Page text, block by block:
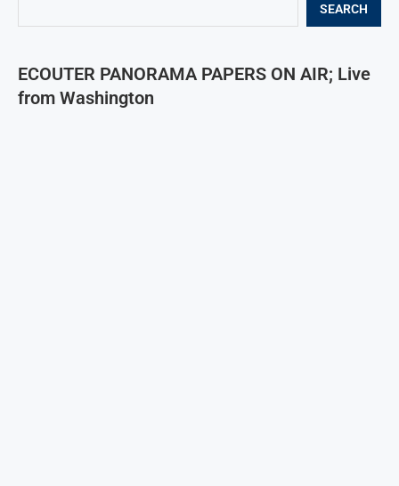
SEARCH
ECOUTER PANORAMA PAPERS ON AIR; Live
from Washington